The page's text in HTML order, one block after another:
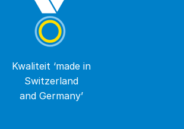
Kwaliteit ‘made in
Switzerland
and Germany’